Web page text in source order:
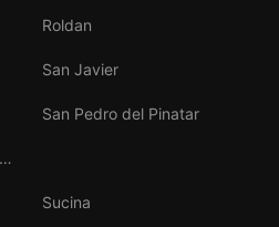
Roldan
San Javier
San Pedro del Pinatar
Sucina